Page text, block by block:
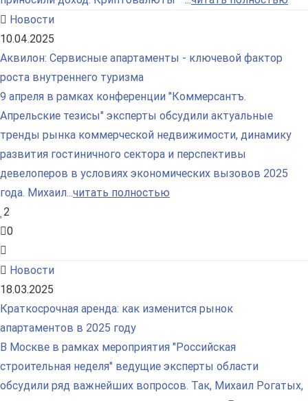
Новости
10.04.2025
Аквилон: Сервисные апартаменты - ключевой фактор
роста внутреннего туризма
9 апреля в рамках конференции "Коммерсантъ.
Апрельские тезисы" эксперты обсудили актуальные
тренды рынка коммерческой недвижимости, динамику
развития гостиничного сектора и перспективы
девелоперов в условиях экономических вызовов 2025
года. Михаил...читать полностью
2
0
Новости
18.03.2025
Краткосрочная аренда: как изменится рынок
апартаментов в 2025 году
В Москве в рамках мероприятия "Российская
строительная неделя" ведущие эксперты области
обсудили ряд важнейших вопросов. Так, Михаил Рогатых,